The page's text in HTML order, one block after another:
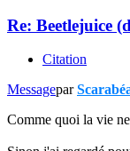
Re: Beetlejuice
Citation
Messagepar
Comme quoi la vie